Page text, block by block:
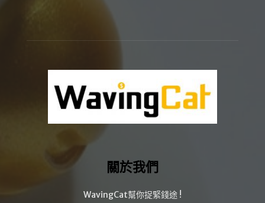
關於我們
WavingCat幫你捉緊錢途 !